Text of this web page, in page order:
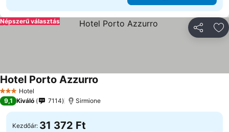
Népszerű választás
3 Kategória
Hotel
Hotel Porto Azzurro
9,1 Kiváló 7114 Sirmione
Kezdőár: 31 372 Ft